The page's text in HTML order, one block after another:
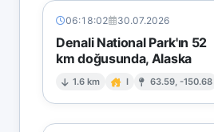
06:18:02 30.07.2026
Denali National Park'ın 52
km doğusunda, Alaska
1.6 km I 63.59, -150.68